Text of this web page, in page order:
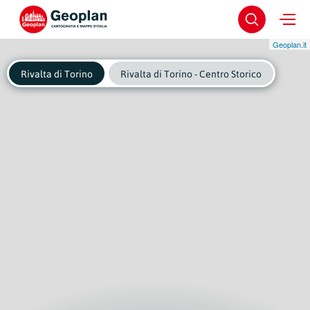
Geoplan.it
Rivalta di Torino Rivalta di Torino - Centro Storico